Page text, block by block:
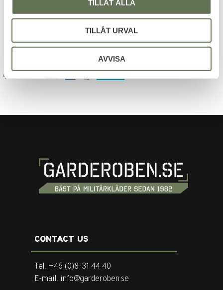
TILLÅT ALLA
TILLÅT URVAL
AVVISA
Dina personuppgifter behandlas i enlighet med vår
integritetspolicy
CONTACT US
Tel. +46 (0)8-31 44 40
E-mail. info@garderoben.se